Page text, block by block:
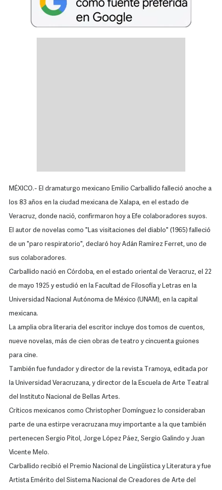
MÉXICO.- El dramaturgo mexicano Emilio Carballido falleció anoche a
los 83 años en la ciudad mexicana de Xalapa, en el estado de
Veracruz, donde nació, confirmaron hoy a Efe colaboradores suyos.
El autor de novelas como "Las visitaciones del diablo" (1965) falleció
de un "paro respiratorio", declaró hoy Adán Ramírez Ferret, uno de
sus colaboradores.
Carballido nació en Córdoba, en el estado oriental de Veracruz, el 22
de mayo 1925 y estudió en la Facultad de Filosofía y Letras en la
Universidad Nacional Autónoma de México (UNAM), en la capital
mexicana.
La amplia obra literaria del escritor incluye dos tomos de cuentos,
nueve novelas, más de cien obras de teatro y cincuenta guiones
para cine.
También fue fundador y director de la revista Tramoya, editada por
la Universidad Veracruzana, y director de la Escuela de Arte Teatral
del Instituto Nacional de Bellas Artes.
Críticos mexicanos como Christopher Domínguez lo consideraban
parte de una estirpe veracruzana muy importante a la que también
pertenecen Sergio Pitol, Jorge López Páez, Sergio Galindo y Juan
Vicente Melo.
Carballido recibió el Premio Nacional de Lingüística y Literatura y fue
Artista Emérito del Sistema Nacional de Creadores de Arte del